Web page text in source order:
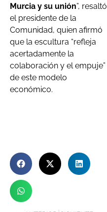
Murcia y su unión”, resaltó
el presidente de la
Comunidad, quien afirmó
que la escultura “refleja
acertadamente la
colaboración y el empuje”
de este modelo
económico.